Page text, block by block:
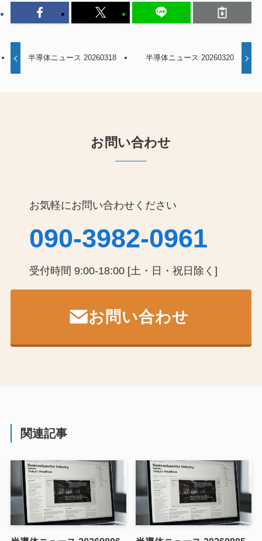
半導体ニュース 20260318 半導体ニュース 20260320
お問い合わせ
お気軽にお問い合わせください
090-3982-0961
受付時間 9:00-18:00 [土・日・祝日除く]
お問い合わせ
関連記事